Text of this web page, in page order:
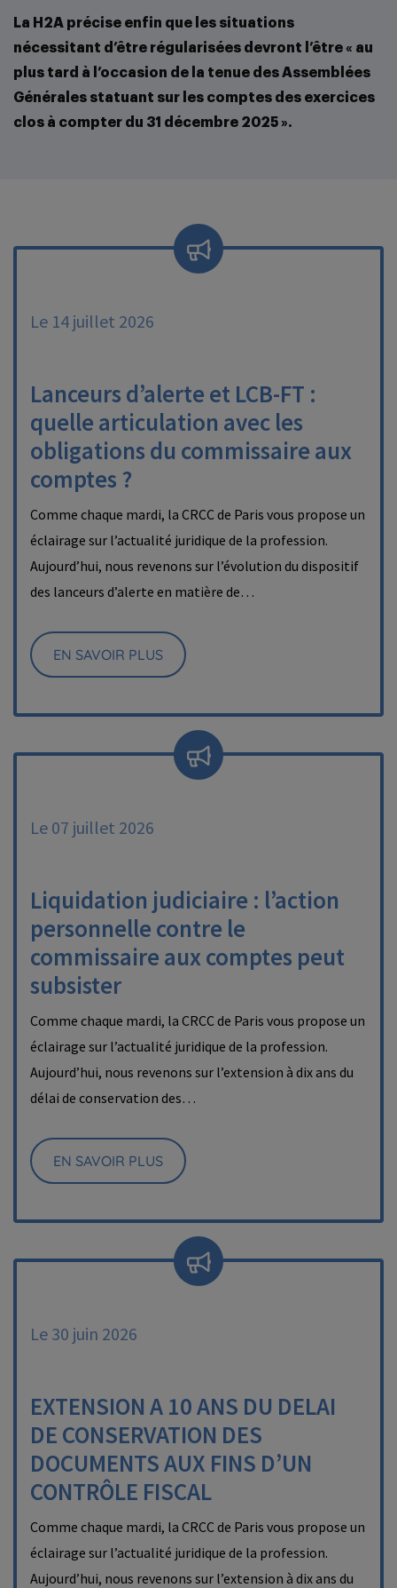
La H2A précise enfin que les situations
nécessitant d’être régularisées devront l’être « au
plus tard à l’occasion de la tenue des Assemblées
Générales statuant sur les comptes des exercices
clos à compter du 31 décembre 2025 ».
Le 14 juillet 2026
Lanceurs d’alerte et LCB-FT :
quelle articulation avec les
obligations du commissaire aux
comptes ?
Comme chaque mardi, la CRCC de Paris vous propose un
éclairage sur l’actualité juridique de la profession.
Aujourd’hui, nous revenons sur l’évolution du dispositif
des lanceurs d’alerte en matière de…
EN SAVOIR PLUS
Le 07 juillet 2026
Liquidation judiciaire : l’action
personnelle contre le
commissaire aux comptes peut
subsister
Comme chaque mardi, la CRCC de Paris vous propose un
éclairage sur l’actualité juridique de la profession.
Aujourd’hui, nous revenons sur l’extension à dix ans du
délai de conservation des…
EN SAVOIR PLUS
Le 30 juin 2026
EXTENSION A 10 ANS DU DELAI
DE CONSERVATION DES
DOCUMENTS AUX FINS D’UN
CONTRÔLE FISCAL
Comme chaque mardi, la CRCC de Paris vous propose un
éclairage sur l’actualité juridique de la profession.
Aujourd’hui, nous revenons sur l’extension à dix ans du